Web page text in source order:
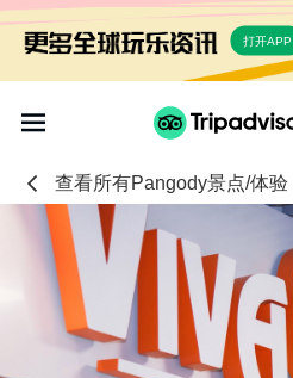
打开APP
查看所有Pangody景点/体验